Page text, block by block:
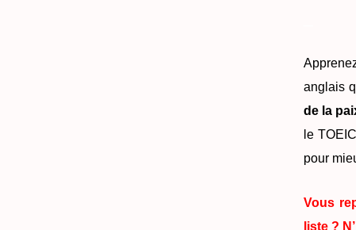
anglais
de la
le
pour
Vous
liste ?